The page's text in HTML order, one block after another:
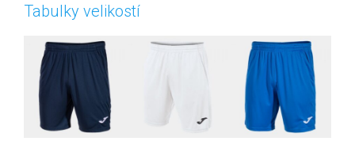
Tabulky velikostí